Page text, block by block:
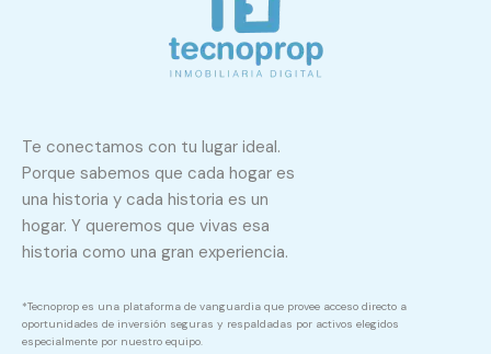
Te conectamos con tu lugar ideal.
Porque sabemos que cada hogar es
una historia y cada historia es un
hogar. Y queremos que vivas esa
historia como una gran experiencia.
*Tecnoprop es una plataforma de vanguardia que provee acceso directo a
oportunidades de inversión seguras y respaldadas por activos elegidos
especialmente por nuestro equipo.